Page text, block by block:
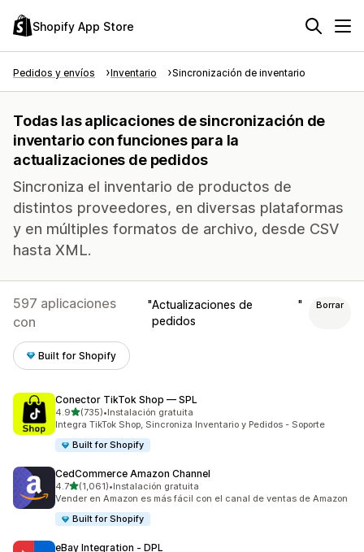
Shopify App Store
Pedidos y envíos Inventario Sincronización de inventario
Todas las aplicaciones de sincronización de
inventario con funciones para la
actualizaciones de pedidos
Sincroniza el inventario de productos de
distintos proveedores, en diversas plataformas
y en múltiples formatos de archivo, desde CSV
hasta XML.
597 aplicaciones
con
Actualizaciones de
pedidos
Borrar
Built for Shopify
Conector TikTok Shop — SPL
4.9de 5 estrellas
(735)
735 reseñas en total
•Instalación gratuita
Integra TikTok Shop, Sincroniza Inventario y Pedidos - Soporte
Built for Shopify
CedCommerce Amazon Channel
4.7de 5 estrellas
(1,061)
1061 reseñas en total
•Instalación gratuita
Vender en Amazon es más fácil con el canal de ventas de Amazon
Built for Shopify
eBay Integration ‑ DPL